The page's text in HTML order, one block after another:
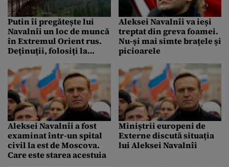
Putin îi pregătește lui
Navalnîi un loc de muncă
în Extremul Orient rus.
Deținuții, folosiți la
Baikal – Amur!
Aleksei Navalnîi va ieși
treptat din greva foamei.
Nu-și mai simte brațele și
picioarele
Aleksei Navalnîi a fost
examinat într-un spital
civil la est de Moscova.
Care este starea acestuia
Miniștrii europeni de
Externe discută situația
lui Aleksei Navalnîi